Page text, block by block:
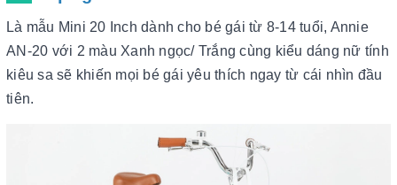
Là mẫu Mini 20 Inch dành cho bé gái từ 8-14 tuổi, Annie
AN-20 với 2 màu Xanh ngọc/ Trắng cùng kiểu dáng nữ tính
kiêu sa sẽ khiến mọi bé gái yêu thích ngay từ cái nhìn đầu
tiên.